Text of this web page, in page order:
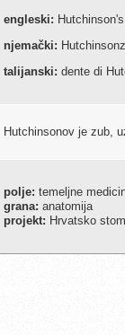
engleski:
njemački:
talijanski: dente di
Hutchinsonov je zub,
polje: temeljne
grana: anatomija
projekt: Hrvatsko